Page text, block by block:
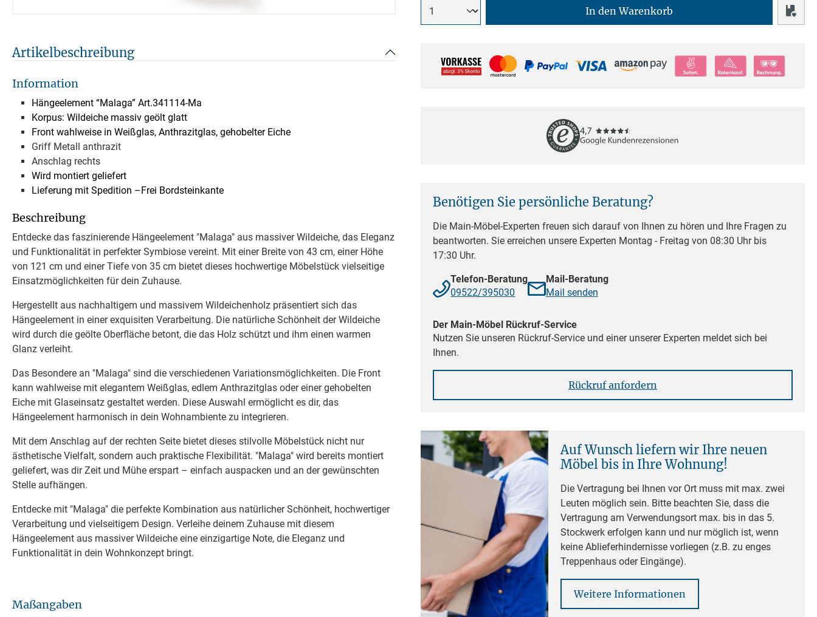
Artikelbeschreibung
Information
Hängeelement “Malaga” Art.341114-Ma
Korpus: Wildeiche massiv geölt glatt
Front wahlweise in Weißglas, Anthrazitglas, gehobelter Eiche
Griff Metall anthrazit
Anschlag rechts
Wird montiert geliefert
Lieferung mit Spedition –Frei Bordsteinkante
Beschreibung
Entdecke das faszinierende Hängeelement "Malaga" aus massiver Wildeiche, das Eleganz
und Funktionalität in perfekter Symbiose vereint. Mit einer Breite von 43 cm, einer Höhe
von 121 cm und einer Tiefe von 35 cm bietet dieses hochwertige Möbelstück vielseitige
Einsatzmöglichkeiten für dein Zuhause.
Hergestellt aus nachhaltigem und massivem Wildeichenholz präsentiert sich das
Hängeelement in einer exquisiten Verarbeitung. Die natürliche Schönheit der Wildeiche
wird durch die geölte Oberfläche betont, die das Holz schützt und ihm einen warmen
Glanz verleiht.
Das Besondere an "Malaga" sind die verschiedenen Variationsmöglichkeiten. Die Front
kann wahlweise mit elegantem Weißglas, edlem Anthrazitglas oder einer gehobelten
Eiche mit Glaseinsatz gestaltet werden. Diese Auswahl ermöglicht es dir, das
Hängeelement harmonisch in dein Wohnambiente zu integrieren.
Mit dem Anschlag auf der rechten Seite bietet dieses stilvolle Möbelstück nicht nur
ästhetische Vielfalt, sondern auch praktische Flexibilität. "Malaga" wird bereits montiert
geliefert, was dir Zeit und Mühe erspart – einfach auspacken und an der gewünschten
Stelle aufhängen.
Entdecke mit "Malaga" die perfekte Kombination aus natürlicher Schönheit, hochwertiger
Verarbeitung und vielseitigem Design. Verleihe deinem Zuhause mit diesem
Hängeelement aus massiver Wildeiche eine einzigartige Note, die Eleganz und
Funktionalität in dein Wohnkonzept bringt.
Maßangaben
In den Warenkorb
Benötigen Sie persönliche Beratung?
Die Main-Möbel-Experten freuen sich darauf von Ihnen zu hören und Ihre Fragen zu
beantworten. Sie erreichen unsere Experten Montag - Freitag von 08:30 Uhr bis
17:30 Uhr.
Telefon-Beratung
09522/395030
Mail-Beratung
Mail senden
Der Main-Möbel Rückruf-Service
Nutzen Sie unseren Rückruf-Service und einer unserer Experten meldet sich bei
Ihnen.
Rückruf anfordern
Auf Wunsch liefern wir Ihre neuen
Möbel bis in Ihre Wohnung!
Die Vertragung bei Ihnen vor Ort muss mit max. zwei
Leuten möglich sein. Bitte beachten Sie, dass die
Vertragung am Verwendungsort max. bis in das 5.
Stockwerk erfolgen kann und nur möglich ist, wenn
keine Ablieferhindernisse vorliegen (z.B. zu enges
Treppenhaus oder Eingänge).
Weitere Informationen